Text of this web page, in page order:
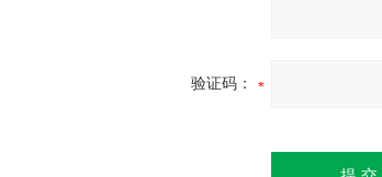
验证码：